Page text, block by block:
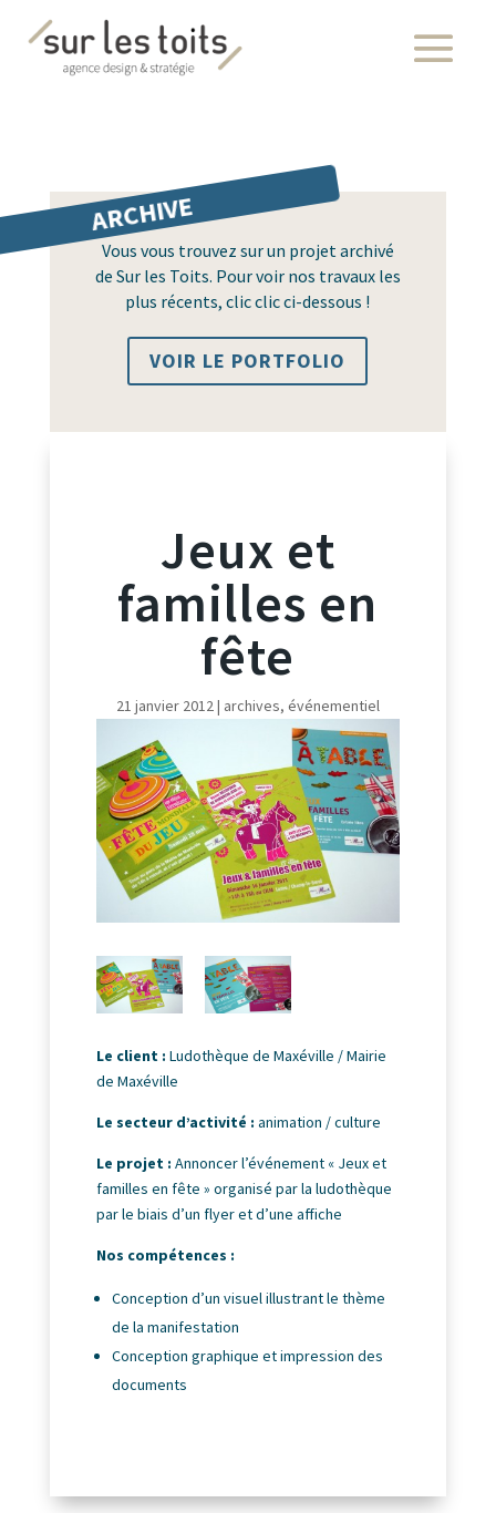
ARCHIVE
Vous vous trouvez sur un projet archivé
de Sur les Toits. Pour voir nos travaux les
plus récents, clic clic ci-dessous !
VOIR LE PORTFOLIO
Jeux et
familles en
fête
21 janvier 2012| archives, événementiel
Le client : Ludothèque de Maxéville / Mairie
de Maxéville
Le secteur d’activité : animation / culture
Le projet : Annoncer l’événement « Jeux et
familles en fête » organisé par la ludothèque
par le biais d’un flyer et d’une affiche
Nos compétences :
Conception d’un visuel illustrant le thème
de la manifestation
Conception graphique et impression des
documents